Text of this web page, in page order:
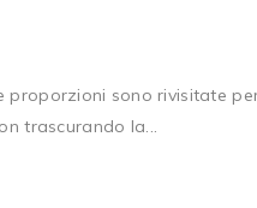
sono rivisitate
trascurando la...